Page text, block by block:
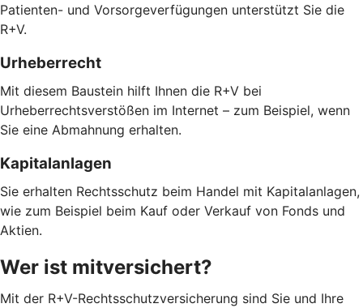
Patienten- und Vorsorgeverfügungen unterstützt Sie die
R+V.
Urheberrecht
Mit diesem Baustein hilft Ihnen die R+V bei
Urheberrechtsverstößen im Internet – zum Beispiel, wenn
Sie eine Abmahnung erhalten.
Kapitalanlagen
Sie erhalten Rechtsschutz beim Handel mit Kapitalanlagen,
wie zum Beispiel beim Kauf oder Verkauf von Fonds und
Aktien.
Wer ist mitversichert?
Mit der R+V-Rechtsschutzversicherung sind Sie und Ihre